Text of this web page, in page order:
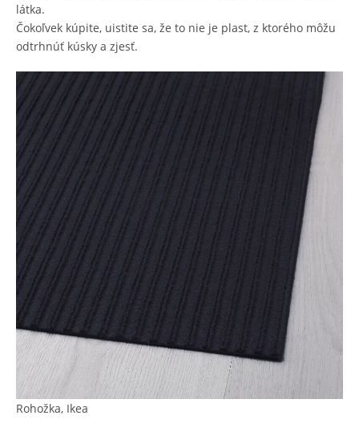
látka.
Čokoľvek kúpite, uistite sa, že to nie je plast, z ktorého môžu
odtrhnúť kúsky a zjesť.
Rohožka, Ikea